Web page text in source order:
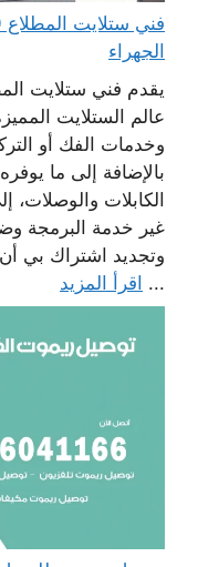
الجهراء
يقدم فني ستلايت
عالم الستلايت
وخدمات الفك أو
بالإضافة إلى ما
الكابلات والوصلات،
غير خدمة البرمجة
وتجديد اشتراك بي
... اقرأ المزيد